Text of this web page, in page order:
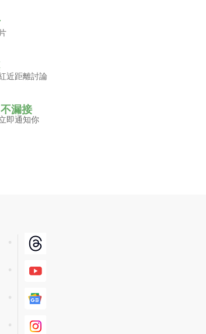
近距離討論
漏接
即通知你